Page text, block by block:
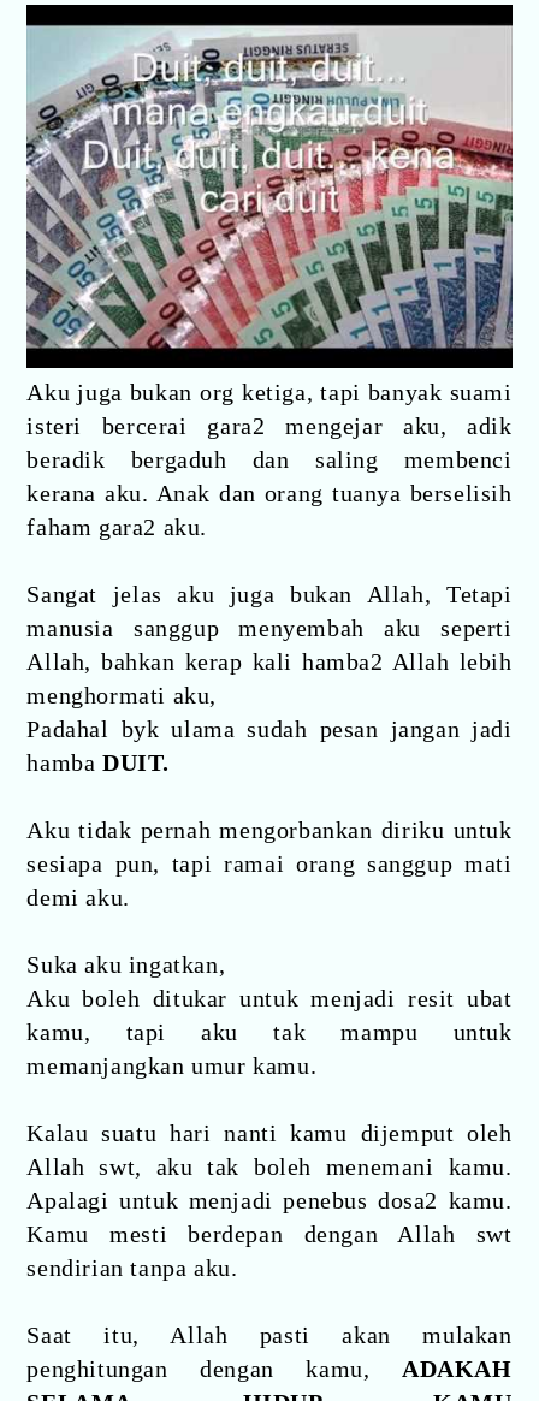
Aku juga bukan org ketiga, tapi banyak suami
isteri bercerai gara2 mengejar aku, adik
beradik bergaduh dan saling membenci
kerana aku. Anak dan orang tuanya berselisih
faham gara2 aku.
Sangat jelas aku juga bukan Allah, Tetapi
manusia sanggup menyembah aku seperti
Allah, bahkan kerap kali hamba2 Allah lebih
menghormati aku,
Padahal byk ulama sudah pesan jangan jadi
hambaDUIT.
Aku tidak pernah mengorbankan diriku untuk
sesiapa pun, tapi ramai orang sanggup mati
demi aku.
Suka aku ingatkan,
Aku boleh ditukar untuk menjadi resit ubat
kamu, tapi aku tak mampu untuk
memanjangkan umur kamu.
Kalau suatu hari nanti kamu dijemput oleh
Allah swt, aku tak boleh menemani kamu.
Apalagi untuk menjadi penebus dosa2 kamu.
Kamu mesti berdepan dengan Allah swt
sendirian tanpa aku.
Saat itu, Allah pasti akan mulakan
penghitungan dengan kamu, ADAKAH